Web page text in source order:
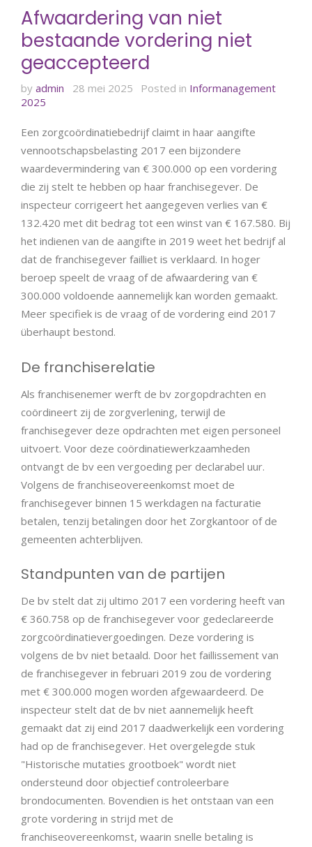
Afwaardering van niet
bestaande vordering niet
geaccepteerd
by admin 28 mei 2025 Posted in Informanagement
2025
Een zorgcoördinatiebedrijf claimt in haar aangifte
vennootschapsbelasting 2017 een bijzondere
waardevermindering van € 300.000 op een vordering
die zij stelt te hebben op haar franchisegever. De
inspecteur corrigeert het aangegeven verlies van €
132.420 met dit bedrag tot een winst van € 167.580. Bij
het indienen van de aangifte in 2019 weet het bedrijf al
dat de franchisegever failliet is verklaard. In hoger
beroep speelt de vraag of de afwaardering van €
300.000 voldoende aannemelijk kan worden gemaakt.
Meer specifiek is de vraag of de vordering eind 2017
überhaupt bestond.
De franchiserelatie
Als franchisenemer werft de bv zorgopdrachten en
coördineert zij de zorgverlening, terwijl de
franchisegever deze opdrachten met eigen personeel
uitvoert. Voor deze coördinatiewerkzaamheden
ontvangt de bv een vergoeding per declarabel uur.
Volgens de franchiseovereenkomst moet de
franchisegever binnen 15 werkdagen na facturatie
betalen, tenzij betalingen door het Zorgkantoor of de
gemeenten achterblijven.
Standpunten van de partijen
De bv stelt dat zij ultimo 2017 een vordering heeft van
€ 360.758 op de franchisegever voor gedeclareerde
zorgcoördinatievergoedingen. Deze vordering is
volgens de bv niet betaald. Door het faillissement van
de franchisegever in februari 2019 zou de vordering
met € 300.000 mogen worden afgewaardeerd. De
inspecteur stelt dat de bv niet aannemelijk heeft
gemaakt dat zij eind 2017 daadwerkelijk een vordering
had op de franchisegever. Het overgelegde stuk
"Historische mutaties grootboek" wordt niet
ondersteund door objectief controleerbare
brondocumenten. Bovendien is het ontstaan van een
grote vordering in strijd met de
franchiseovereenkomst, waarin snelle betaling is